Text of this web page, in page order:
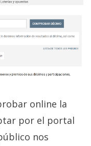
online la
por el portal
nos